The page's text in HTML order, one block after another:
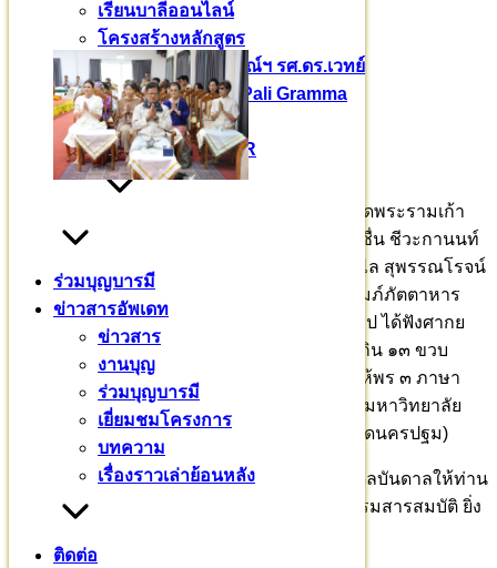
เรียนบาลีออนไลน์
โครงสร้างหลักสูตร
หนังสือบาลีไวยากรณ์ฯ รศ.ดร.เวทย์
Kaccayana Pali Gramma
PALI Part 1
PALI PRIMER
ร่วมบุญบารมี
ข่าวสารอัพเดท
ข่าวสาร
งานบุญ
ร่วมบุญบารมี
เยี่ยมชมโครงการ
บทความ
เรื่องราวเล่าย้อนหลัง
ติดต่อ
๑๕ มิถุนายน ๒๕๖๗
ขออนุโมทนาบุญ คณะนักศึกษาพระอภิธรรม วัดพระรามเก้า
กาญจนาภิเษก กรุงเทพมหานคร นำโดย พี่ชวนชื่น ชีวะกานนท์
พันเอกนายแพทย์อณุศิษย์ พรมมาตย์ พี่พรรณพิไล สุพรรณโรจน์
และคณะ ทำบุญถวายปัจจัย ๔๕,๐๐๐ บาท อุปถัมภ์ภัตตาหาร
เพล พระสงฆ์และศากยบุตรสามเณรสีหะ ๑๒๐ รูป ได้ฟังศากย
บุตรสามเณรสีหะ ทั้งหมด อายุเพียง ๙ ขวบ ไม่เกิน ๑๓ ขวบ
สามเณรตัวเล็ก ๆ ทำวัตรสวดมนต์ อนุโมทนา ให้พร ๓ ภาษา
Pali Thai English เป็นแห่งแรกในประเทศไทย
(มหาวิทยาลัย
สามเณรแห่งนี้ ตั้งอยู่ที่ อำเภอกำแพงแสน จังหวัดนครปฐม)
ขออำนาจคุณพระศรีรัตนตรัย บุญกุศลทั้งมวล ดลบันดาลให้ท่าน
จงเจริญด้วยอายุ วรรณะ สุขะ พละ ปฏิภาณ ธรรมสารสมบัติ ยิ่ง